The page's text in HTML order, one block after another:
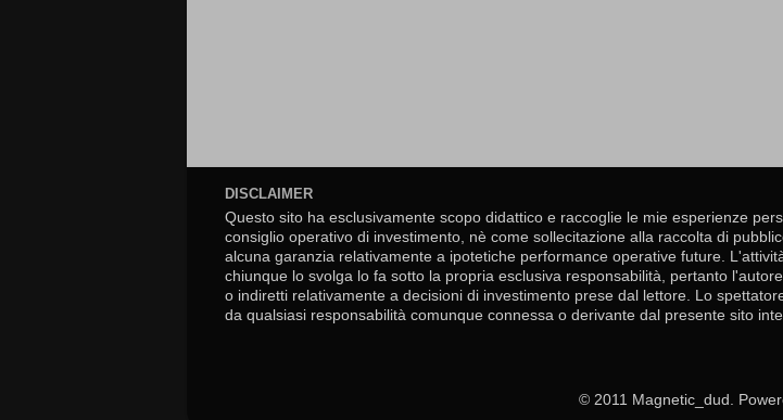
DISCLAIMER
Questo sito ha esclusivamente scopo didattico e raccoglie le mie esperienze
consiglio operativo di investimento, nè come sollecitazione alla raccolta di
alcuna garanzia relativamente a ipotetiche performance operative future.
chiunque lo svolga lo fa sotto la propria esclusiva responsabilità, pertanto
o indiretti relativamente a decisioni di investimento prese dal lettore. Lo
da qualsiasi responsabilità comunque connessa o derivante dal presente sito
© 2011 Magnetic_dud.